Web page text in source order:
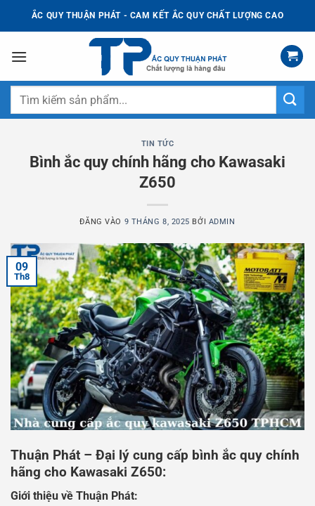
dung
ẮC QUY THUẬN PHÁT - CAM KẾT ẮC QUY CHẤT LƯỢNG CAO
Tìm
TIN TỨC
Bình ắc quy chính hãng cho Kawasaki
Z650
ĐĂNG VÀO 9 THÁNG 8, 2025 BỞI ADMIN
09
Th8
Thuận Phát – Đại lý cung cấp bình ắc quy chính
hãng cho Kawasaki Z650:
Giới thiệu về Thuận Phát: